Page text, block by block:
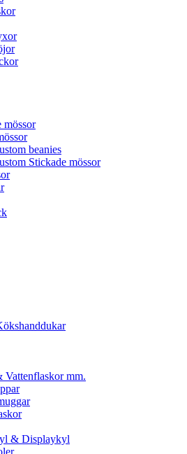
mössor
beanies
Stickade mössor
mm.
& Displaykyl